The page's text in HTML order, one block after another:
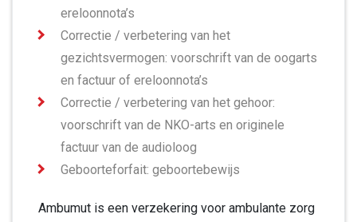
ereloonnota’s
Correctie / verbetering van het
gezichtsvermogen: voorschrift van de oogarts
en factuur of ereloonnota’s
Correctie / verbetering van het gehoor:
voorschrift van de NKO-arts en originele
factuur van de audioloog
Geboorteforfait: geboortebewijs
Ambumut is een verzekering voor ambulante zorg